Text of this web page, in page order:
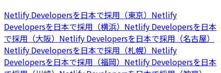
Netlify Developersを日本で採用（東京） Netlify
Developersを日本で採用（横浜） Netlify Developersを日本
で採用（大阪） Netlify Developersを日本で採用（名古屋）
Netlify Developersを日本で採用（札幌） Netlify
Developersを日本で採用（福岡） Netlify Developersを日本